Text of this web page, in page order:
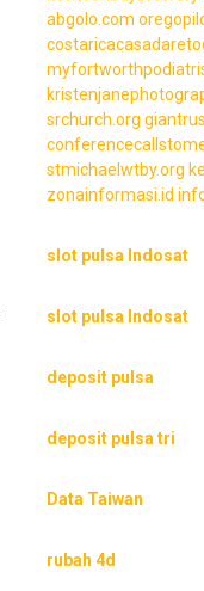
abgolo.com
srchurch.org
stmichaelwtby.org
zonainformasi.id
slot pulsa Indosat
slot pulsa Indosat
deposit pulsa
deposit pulsa tri
Data Taiwan
rubah 4d